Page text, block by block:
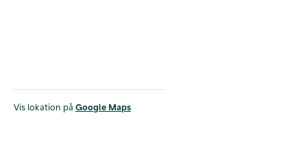
Vis lokation på Google Maps